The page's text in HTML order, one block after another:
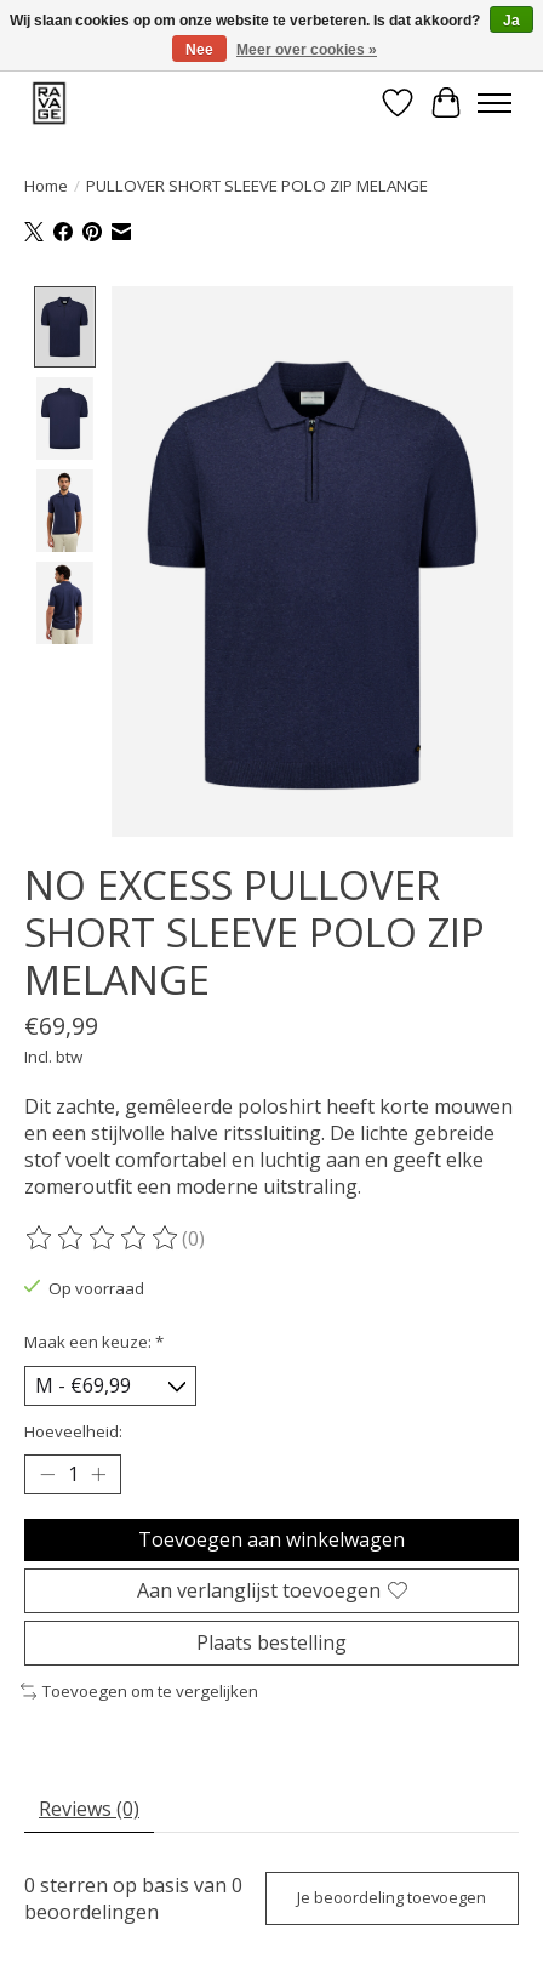
EEN GROOT ASSORTIMENT VAN TOP MERKEN!
Verlanglijst
Home / PULLOVER SHORT SLEEVE POLO ZIP MELANGE
NO EXCESS PULLOVER
SHORT SLEEVE POLO ZIP
MELANGE
€69,99
Incl. btw
Dit zachte, gemêleerde poloshirt heeft korte mouwen
en een stijlvolle halve ritssluiting. De lichte gebreide
stof voelt comfortabel en luchtig aan en geeft elke
zomeroutfit een moderne uitstraling.
De beoordeling van dit product is
(0)
Op voorraad
Maak een keuze: *
Hoeveelheid:
Toevoegen aan winkelwagen
Aan verlanglijst toevoegen
Plaats bestelling
Toevoegen om te vergelijken
Reviews (0)
0 sterren op basis van 0
beoordelingen
Je beoordeling toevoegen
Wij slaan cookies op om onze website te verbeteren. Is dat akkoord?
Ja
Nee
Meer over cookies »